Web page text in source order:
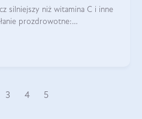
silniejszy niż witamina C i inne
prozdrowotne:
3 4 5